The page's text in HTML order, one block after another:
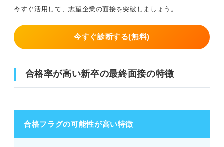
今すぐ活用して、志望企業の面接を突破しましょう。
今すぐ診断する(無料)
合格率が高い新卒の最終面接の特徴
合格フラグの可能性が高い特徴